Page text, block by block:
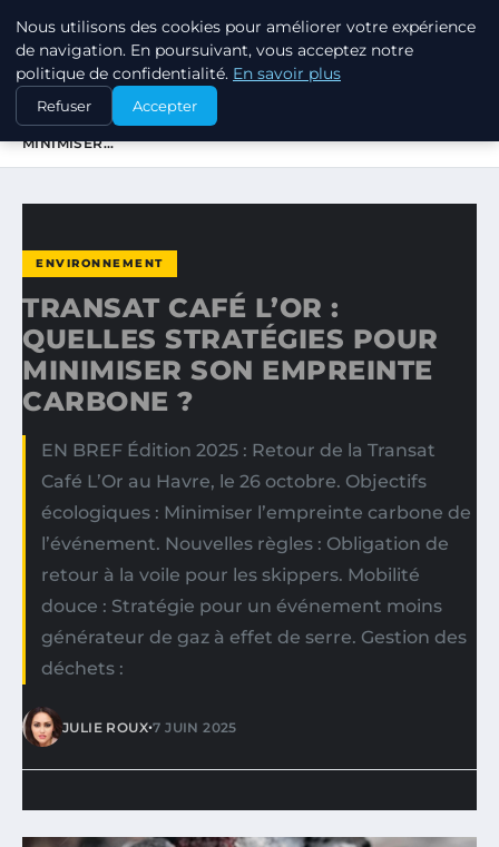
RSE ENJEUX
ACCUEIL
ENVIRONNEMENT
TRANSAT CAFÉ L’OR : QUELLES STRATÉGIES POUR
MINIMISER…
ENVIRONNEMENT
TRANSAT CAFÉ L’OR :
QUELLES STRATÉGIES POUR
MINIMISER SON EMPREINTE
CARBONE ?
EN BREF Édition 2025 : Retour de la Transat
Café L’Or au Havre, le 26 octobre. Objectifs
écologiques : Minimiser l’empreinte carbone de
l’événement. Nouvelles règles : Obligation de
retour à la voile pour les skippers. Mobilité
douce : Stratégie pour un événement moins
générateur de gaz à effet de serre. Gestion des
déchets :
JULIE ROUX•7 JUIN 2025
Nous utilisons des cookies pour améliorer votre expérience
de navigation. En poursuivant, vous acceptez notre
politique de confidentialité. En savoir plus
Refuser Accepter